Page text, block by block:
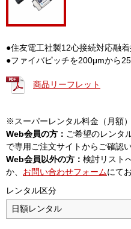
●住友電工社製12心接続対応融
●ファイバピッチを200μmから
商品リーフレット
※スーパーレンタル料金（月額
Web会員の方： ご希望のレンタ
で専用ご注文サイトからご確認
Web会員以外の方： 検討リスト
か、 お問い合わせフォームにて
レンタル区分